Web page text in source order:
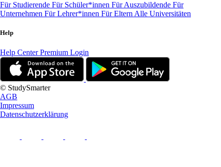
Für Studierende Für Schüler*innen Für Auszubildende Für
Unternehmen Für Lehrer*innen Für Eltern Alle Universitäten
Help
Help CenterPremium Login
© StudySmarter
AGB
Impressum
Datenschutzerklärung